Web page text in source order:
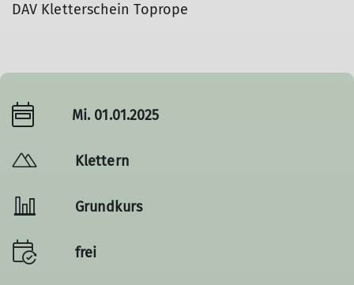
DAV Kletterschein Toprope
Mi. 01.01.2025
Klettern
Grundkurs
frei